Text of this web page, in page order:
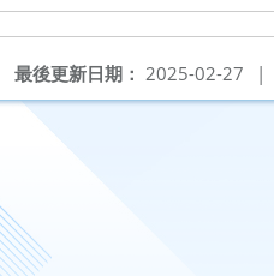
最後更新日期： 2025-02-27 |